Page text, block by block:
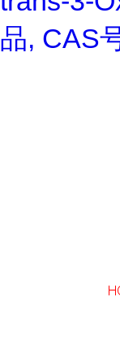
品, CAS